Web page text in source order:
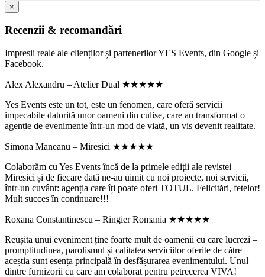
×
Recenzii & recomandări
Impresii reale ale clienților și partenerilor YES Events, din Google și
Facebook.
Alex Alexandru – Atelier Dual ★★★★★
Yes Events este un tot, este un fenomen, care oferă servicii
impecabile datorită unor oameni din culise, care au transformat o
agenție de evenimente într-un mod de viață, un vis devenit realitate.
Simona Maneanu – Miresici ★★★★★
Colaborăm cu Yes Events încă de la primele ediții ale revistei
Miresici și de fiecare dată ne-au uimit cu noi proiecte, noi servicii,
într-un cuvânt: agenția care îți poate oferi TOTUL. Felicitări, fetelor!
Mult succes în continuare!!!
Roxana Constantinescu – Ringier Romania ★★★★★
Reușita unui eveniment ține foarte mult de oamenii cu care lucrezi –
promptitudinea, parolismul și calitatea serviciilor oferite de către
aceștia sunt esența principală în desfășurarea evenimentului. Unul
dintre furnizorii cu care am colaborat pentru petrecerea VIVA!